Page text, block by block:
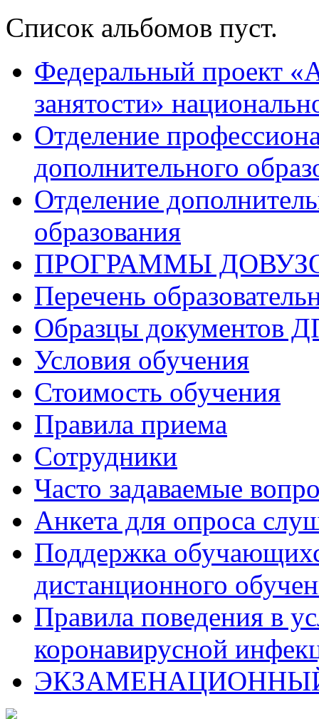
Список альбомов пуст.
Федеральный проект
занятости»
Отделение
дополнительного
Отделение
образования
ПРОГРАММЫ
Перечень
Образцы документов
Условия обучения
Стоимость обучения
Правила приема
Сотрудники
Часто задаваемые
Анкета для опроса
Поддержка
дистанционного
Правила поведения в
коронавирусной
ЭКЗАМЕНАЦИОННЫЙ